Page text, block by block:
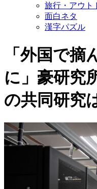
旅行・アウト
面白ネタ
漢字パズル
「外国で
に」豪研究
の共同研究